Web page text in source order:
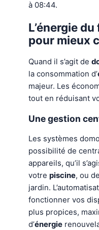
à 08:44.
L’énergie
pour mieux
Quand il s’agit de
la consommation d’
majeur. Les
tout en réduisant
Une gestion
Les systèmes
possibilité de
appareils, qu’il
votre piscine, ou
jardin.
fonctionner vos
plus propices,
d’énergie